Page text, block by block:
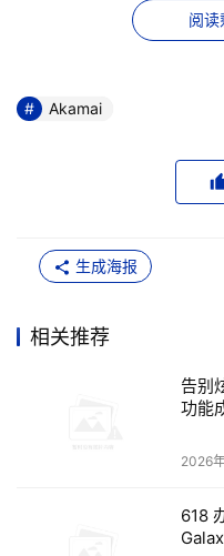
Akamai北亚区技术总监
威胁数据，Akamai的爬
力，可无视漏洞是否已知
攻击的核心关键。
三、双轮驱动：算力支撑
面对Claude托管代理带
力已无法满足需求。
布式执行需求，降低推理
阅
Akamai
生成海报
相关推荐
告别
功能
2026
618